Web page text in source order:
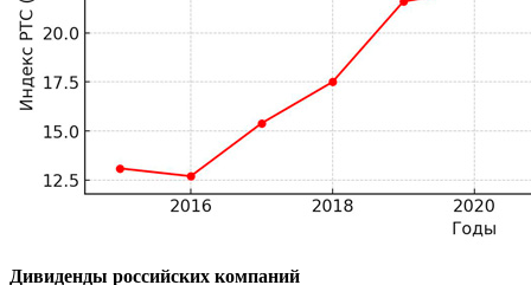
Дивиденды российских компаний